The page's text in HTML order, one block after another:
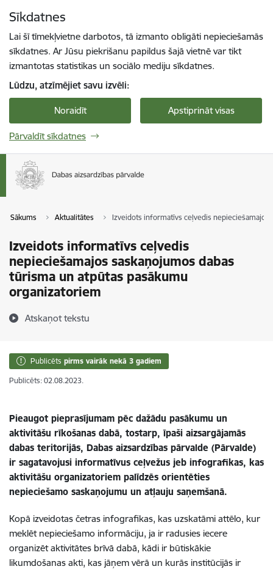
Sīkdatnes
Lai šī tīmekļvietne darbotos, tā izmanto obligāti nepieciešamās
sīkdatnes. Ar Jūsu piekrišanu papildus šajā vietnē var tikt
izmantotas statistikas un sociālo mediju sīkdatnes.
Lūdzu, atzīmējiet savu izvēli:
Noraidīt Apstiprināt visas
Pārvaldīt sīkdatnes
Sākums Aktualitātes Izveidots informatīvs ceļvedis nepieciešamajos
Izveidots informatīvs ceļvedis
nepieciešamajos saskaņojumos dabas
tūrisma un atpūtas pasākumu
organizatoriem
Atskaņot tekstu
Publicēts pirms vairāk nekā 3 gadiem
Publicēts: 02.08.2023.
Pieaugot pieprasījumam pēc dažādu pasākumu un
aktivitāšu rīkošanas dabā, tostarp, īpaši aizsargājamās
dabas teritorijās, Dabas aizsardzības pārvalde (Pārvalde)
ir sagatavojusi informatīvus ceļvežus jeb infografikas, kas
aktivitāšu organizatoriem palīdzēs orientēties
nepieciešamo saskaņojumu un atļauju saņemšanā.
Kopā izveidotas četras infografikas, kas uzskatāmi attēlo, kur
meklēt nepieciešamo informāciju, ja ir radusies iecere
organizēt aktivitātes brīvā dabā, kādi ir būtiskākie
likumdošanas akti, kas jāņem vērā un kurās institūcijās ir